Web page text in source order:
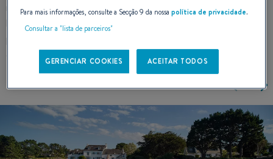
mantendo as características da gama Antares. Seu cockpit,
ligeiramente deslocado para bombordo, oferece um amplo
dianteiro.
Para mais informações, consulte a Secção 9 da nossapolítica de privacidade.
Consultar a "lista de parceiros"
GERENCIAR COOKIES ACEITAR TODOS